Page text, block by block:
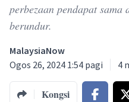
perbezaan pendapat
berundur.
MalaysiaNow
Ogos 26, 2024 1:54 pagi
4
Kongsi